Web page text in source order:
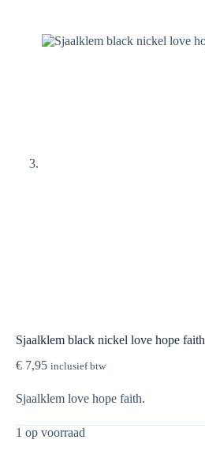
Sjaalklem black nickel love hope faith
€ 7,95 inclusief btw
Sjaalklem love hope faith.
1 op voorraad